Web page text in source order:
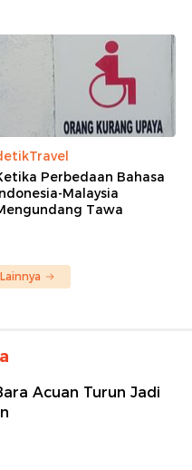
Perbedaan Bahasa
Malaysia
Tawa
Acuan Turun Jadi